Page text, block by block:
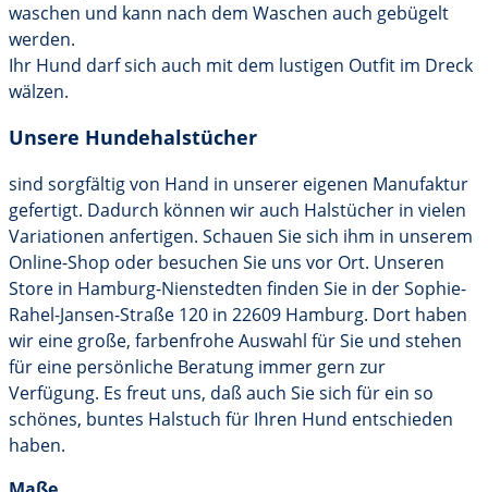
waschen und kann nach dem Waschen auch gebügelt
werden.
Ihr Hund darf sich auch mit dem lustigen Outfit im Dreck
wälzen.
Unsere Hundehalstücher
sind sorgfältig von Hand in unserer eigenen Manufaktur
gefertigt. Dadurch können wir auch Halstücher in vielen
Variationen anfertigen. Schauen Sie sich ihm in unserem
Online-Shop oder besuchen Sie uns vor Ort. Unseren
Store in Hamburg-Nienstedten finden Sie in der Sophie-
Rahel-Jansen-Straße 120 in 22609 Hamburg. Dort haben
wir eine große, farbenfrohe Auswahl für Sie und stehen
für eine persönliche Beratung immer gern zur
Verfügung. Es freut uns, daß auch Sie sich für ein so
schönes, buntes Halstuch für Ihren Hund entschieden
haben.